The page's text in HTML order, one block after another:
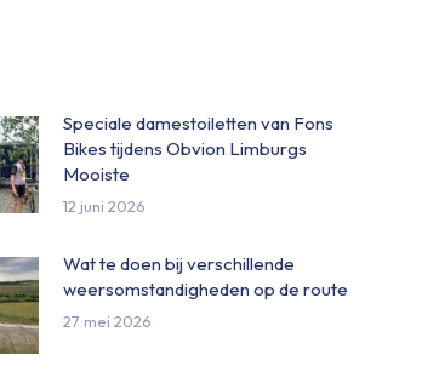
Speciale damestoiletten van Fons
Bikes tijdens Obvion Limburgs
Mooiste
12 juni 2026
Wat te doen bij verschillende
weersomstandigheden op de route
27 mei 2026